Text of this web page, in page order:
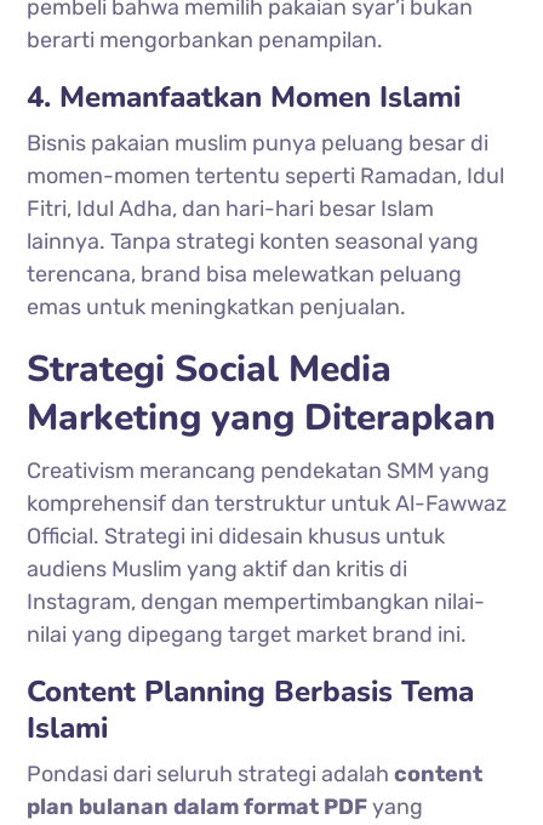
pembeli bahwa memilih pakaian syar’i bukan
berarti mengorbankan penampilan.
4. Memanfaatkan Momen Islami
Bisnis pakaian muslim punya peluang besar di
momen-momen tertentu seperti Ramadan, Idul
Fitri, Idul Adha, dan hari-hari besar Islam
lainnya. Tanpa strategi konten seasonal yang
terencana, brand bisa melewatkan peluang
emas untuk meningkatkan penjualan.
Strategi Social Media
Marketing yang Diterapkan
Creativism merancang pendekatan SMM yang
komprehensif dan terstruktur untuk Al-Fawwaz
Official. Strategi ini didesain khusus untuk
audiens Muslim yang aktif dan kritis di
Instagram, dengan mempertimbangkan nilai-
nilai yang dipegang target market brand ini.
Content Planning Berbasis Tema
Islami
Pondasi dari seluruh strategi adalahcontent
plan bulanan dalam format PDFyang